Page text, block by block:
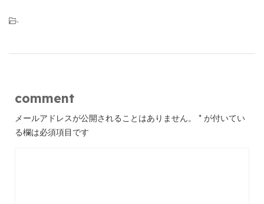
-
comment
メールアドレスが公開されることはありません。 * が付いてい
る欄は必須項目です